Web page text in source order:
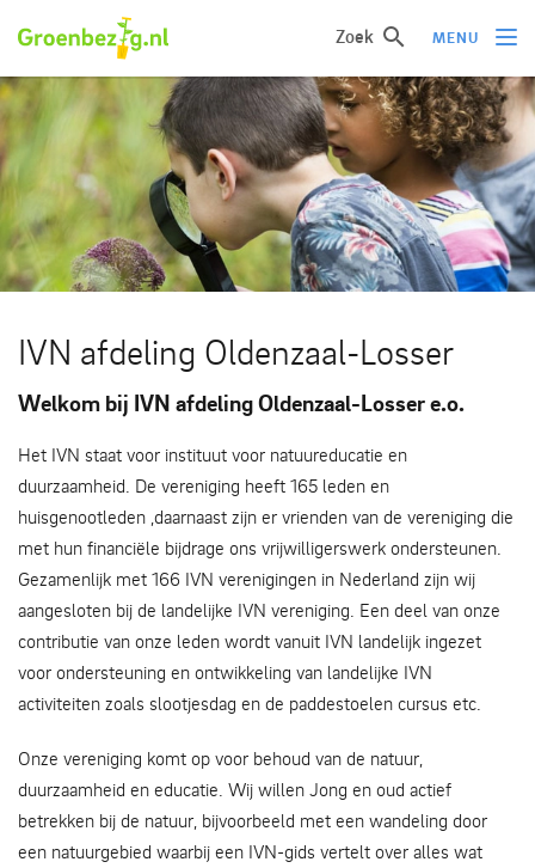
Zoek MENU
Ik wil iets doen
Ik wil iets leren
Groepen of initiatieven
Verhalen uit het veld
Over groenbezig
Meld jouw werkgroep of initiatief aan
IVN afdeling Oldenzaal-Losser
Welkom bij IVN afdeling Oldenzaal-Losser e.o.
Het IVN staat voor instituut voor natuureducatie en
duurzaamheid. De vereniging heeft 165 leden en
huisgenootleden ,daarnaast zijn er vrienden van de vereniging die
met hun financiële bijdrage ons vrijwilligerswerk ondersteunen.
Gezamenlijk met 166 IVN verenigingen in Nederland zijn wij
aangesloten bij de landelijke IVN vereniging. Een deel van onze
contributie van onze leden wordt vanuit IVN landelijk ingezet
voor ondersteuning en ontwikkeling van landelijke IVN
activiteiten zoals slootjesdag en de paddestoelen cursus etc.
Onze vereniging komt op voor behoud van de natuur,
duurzaamheid en educatie. Wij willen Jong en oud actief
betrekken bij de natuur, bijvoorbeeld met een wandeling door
een natuurgebied waarbij een IVN-gids vertelt over alles wat